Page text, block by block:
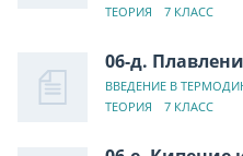
ТЕОРИЯ
7 КЛАСС
06-д.
ВВЕДЕНИЕ В
ТЕОРИЯ
7 КЛАСС